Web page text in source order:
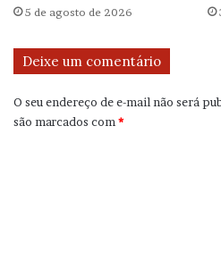
5 de agosto de 2026
Deixe um comentário
O seu endereço de e-mail não será
são marcados com*